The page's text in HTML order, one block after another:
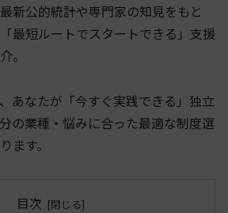
新公的統計や専門家の知見をもと
最短ルートでスタートできる」支援
。
あなたが「今すぐ実践できる」独立
の業種・悩みに合った最適な制度選
ます。
目次